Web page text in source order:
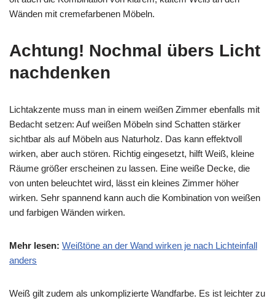
Wänden mit cremefarbenen Möbeln.
Achtung! Nochmal übers Licht
nachdenken
Lichtakzente muss man in einem weißen Zimmer ebenfalls mit
Bedacht setzen: Auf weißen Möbeln sind Schatten stärker
sichtbar als auf Möbeln aus Naturholz. Das kann effektvoll
wirken, aber auch stören. Richtig eingesetzt, hilft Weiß, kleine
Räume größer erscheinen zu lassen. Eine weiße Decke, die
von unten beleuchtet wird, lässt ein kleines Zimmer höher
wirken. Sehr spannend kann auch die Kombination von weißen
und farbigen Wänden wirken.
Mehr lesen: Weißtöne an der Wand wirken je nach Lichteinfall
anders
Weiß gilt zudem als unkomplizierte Wandfarbe. Es ist leichter zu